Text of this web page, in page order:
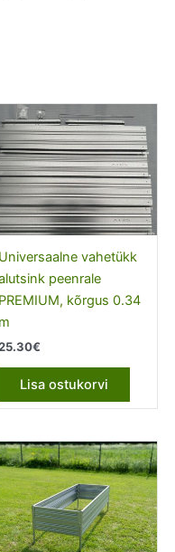
Universaalne vahetükk
peenrale
PREMIUM, kõrgus 0.34
m
€
Lisa ostukorvi